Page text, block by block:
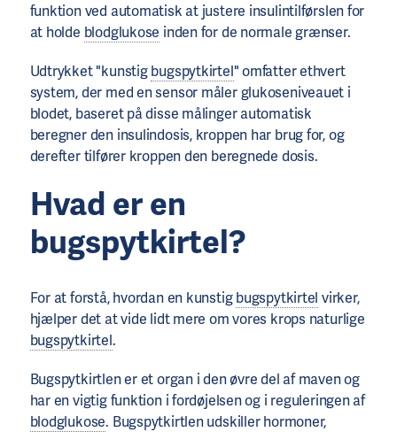
funktion ved automatisk at justere insulintilførslen for
at holde blodglukose inden for de normale grænser.
Udtrykket "kunstigbugspytkirtel" omfatter ethvert
system, der med en sensor måler glukoseniveauet i
blodet, baseret på disse målinger automatisk
beregner den insulindosis, kroppen har brug for, og
derefter tilfører kroppen den beregnede dosis.
Hvad er en
bugspytkirtel?
For at forstå, hvordan en kunstigbugspytkirtel virker,
hjælper det at vide lidt mere om vores krops naturlige
bugspytkirtel.
Bugspytkirtlen er et organ i den øvre del af maven og
har en vigtig funktion i fordøjelsen og i reguleringen af
blodglukose. Bugspytkirtlen udskiller hormoner,